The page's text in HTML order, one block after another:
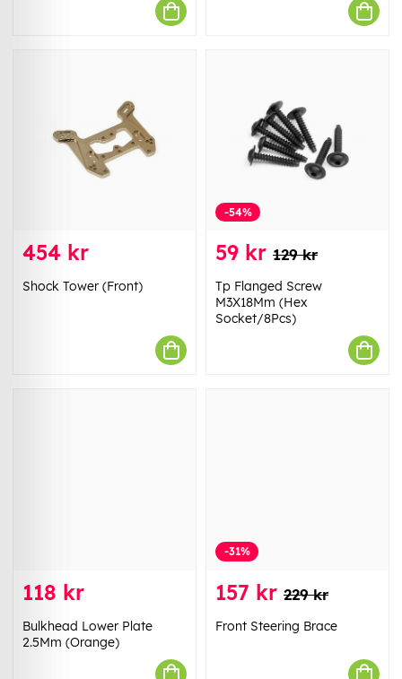
454 kr
Shock Tower (Front)
-54%
59 kr 129 kr
Tp Flanged Screw
M3X18Mm (Hex
Socket/8Pcs)
118 kr
Bulkhead Lower Plate
2.5Mm (Orange)
-31%
157 kr 229 kr
Front Steering Brace